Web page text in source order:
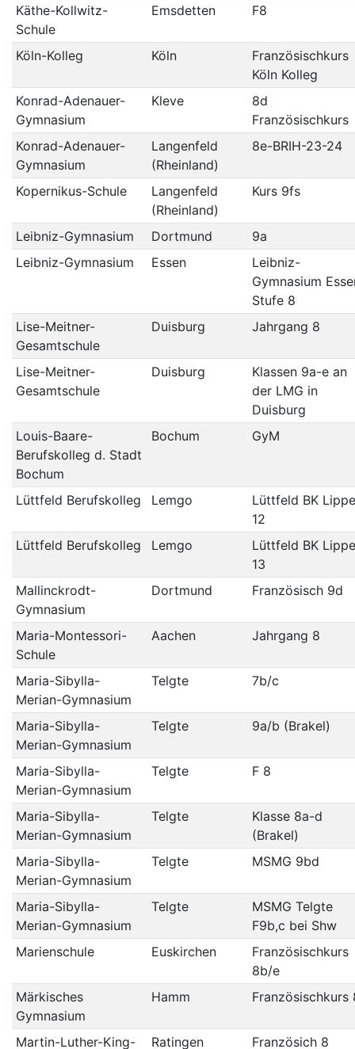
Käthe-Kollwitz-
Schule
Emsdetten F8
Köln-Kolleg Köln
Französischkurs
Köln Kolleg
Konrad-Adenauer-
Gymnasium
Kleve
8d
Französischkurs
Konrad-Adenauer-
Gymnasium
Langenfeld
(Rheinland)
8e-BRIH-23-24
Kopernikus-Schule
Langenfeld
(Rheinland)
Kurs 9fs
Leibniz-Gymnasium Dortmund
9a
Leibniz-Gymnasium
Essen
Leibniz-
Gymnasium
Stufe 8
Lise-Meitner-
Gesamtschule
Duisburg Jahrgang 8
Lise-Meitner-
Gesamtschule
Duisburg
Klassen 9a-e an
der LMG in
Duisburg
Louis-Baare-
Berufskolleg d. Stadt
Bochum
Bochum GyM
Lüttfeld Berufskolleg Lemgo
Lüttfeld BK
12
Lüttfeld Berufskolleg
Lemgo
Lüttfeld BK
13
Mallinckrodt-
Gymnasium
Dortmund Französisch 9d
Maria-Montessori-
Schule
Aachen Jahrgang 8
Maria-Sibylla-
Merian-Gymnasium
Telgte 7b/c
Maria-Sibylla-
Merian-Gymnasium
Telgte 9a/b (Brakel)
Maria-Sibylla-
Merian-Gymnasium
Telgte F 8
Maria-Sibylla-
Merian-Gymnasium
Telgte
Klasse 8a-d
(Brakel)
Maria-Sibylla-
Merian-Gymnasium
Telgte MSMG 9bd
Maria-Sibylla-
Merian-Gymnasium
Telgte
MSMG Telgte
F9b,c bei Shw
Marienschule
Euskirchen
Französischkurs
8b/e
Märkisches
Gymnasium
Hamm Französischkurs
Martin-Luther-King- Ratingen Französich 8